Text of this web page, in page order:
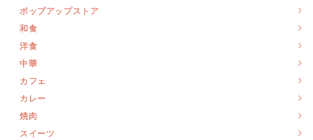
ポップアップストア
和食
洋食
中華
カフェ
カレー
焼肉
スイーツ